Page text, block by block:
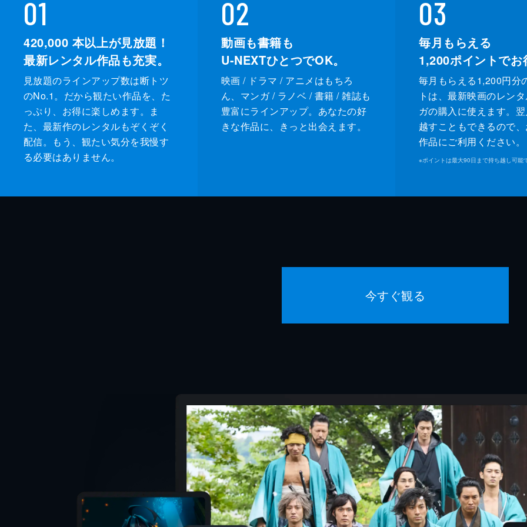
01
420,000 本以上が見放題！
最新レンタル作品も充実。
見放題のラインアップ数は断トツ
のNo.1。だから観たい作品を、た
っぷり、お得に楽しめます。ま
た、最新作のレンタルもぞくぞく
配信。もう、観たい気分を我慢す
る必要はありません。
02
動画も書籍も
U-NEXTひとつでOK。
映画 / ドラマ / アニメはもちろ
ん、マンガ / ラノベ / 書籍 / 雑誌も
豊富にラインアップ。あなたの好
きな作品に、きっと出会えます。
03
毎月もらえる
1,200ポイントでお
毎月もらえる1,200円分
トは、最新映画のレン
ガの購入に使えます。
越すこともできるので
作品にご利用ください。
※ポイントは最大90日まで持ち越し可能
今すぐ観る